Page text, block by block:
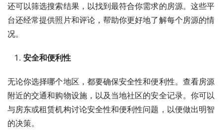
还可以筛选搜索结果，以找到最符合你需求的房源。这些平
台还经常提供照片和评论，帮助你更好地了解每个房源的情
况。
安全和便利性
无论你选择哪个地区，都要确保安全性和便利性。查看房源
附近的交通和购物设施，以及当地社区的安全记录。你可以
与房东或租赁机构讨论安全性和便利性问题，以便做出明智
的决策。